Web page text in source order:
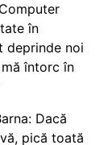
în
deprinde noi
întorc în
Dacă
pică toată